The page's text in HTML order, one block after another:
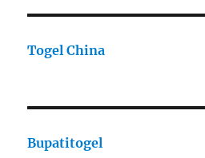
Togel China
Bupatitogel